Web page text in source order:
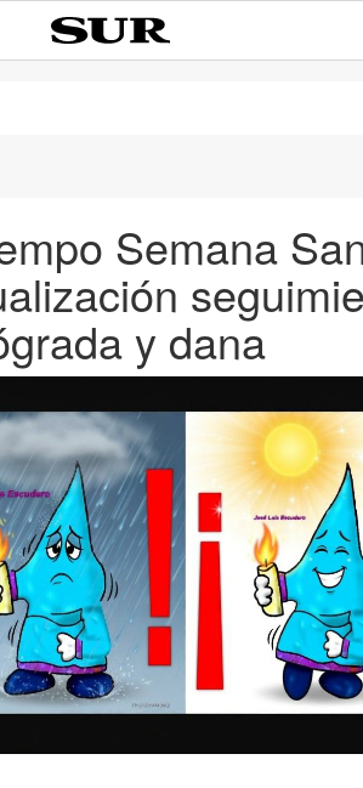
Semana
y dana